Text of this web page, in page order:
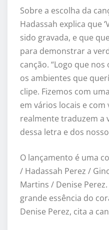
Sobre a escolha da
Hadassah explica que
sido gravada, e que
para demonstrar a
canção. “Logo que
os ambientes que
clipe. Fizemos com
em vários locais e com
realmente traduzem a
dessa letra e dos
O lançamento é uma
/ Hadassah Perez /
Martins / Denise
grande essência do
Denise Perez, cita a